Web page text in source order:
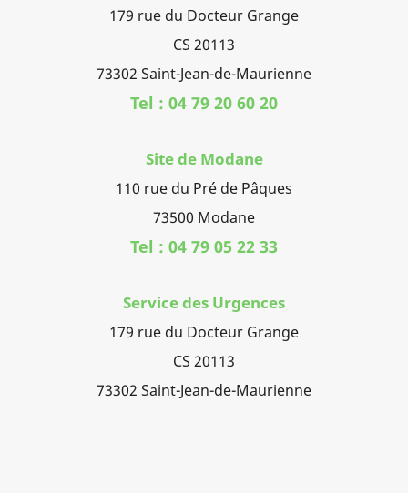
179 rue du Docteur Grange
CS 20113
73302 Saint-Jean-de-Maurienne
Tel : 04 79 20 60 20
Site de Modane
110 rue du Pré de Pâques
73500 Modane
Tel : 04 79 05 22 33
Service des Urgences
179 rue du Docteur Grange
CS 20113
73302 Saint-Jean-de-Maurienne